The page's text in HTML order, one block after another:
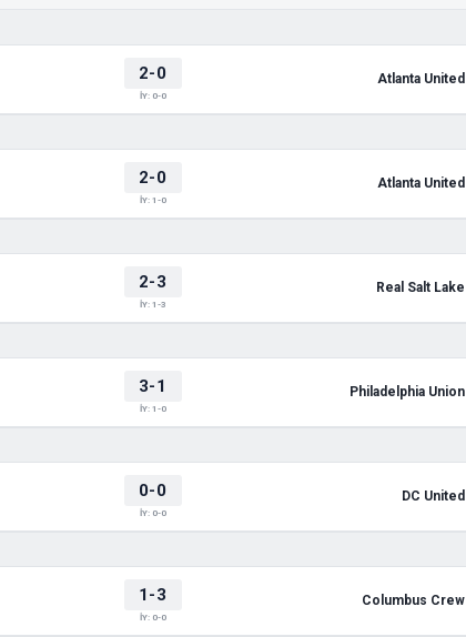
2-0
İY: 0-0
Atlanta United
2-0
İY: 1-0
Atlanta United
2-3
İY: 1-3
Real Salt Lake
3-1
İY: 1-0
Philadelphia Union
0-0
İY: 0-0
DC United
1-3
İY: 0-0
Columbus Crew